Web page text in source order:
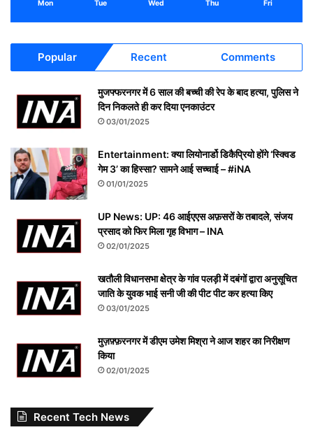
Mon Tue Wed Thu Fri
Popular Recent Comments
मुजफ्फरनगर में 6 साल की बच्ची की रेप के बाद हत्या, पुलिस ने
दिन निकलते ही कर दिया एनकाउंटर
03/01/2025
Entertainment: क्या लियोनार्डो डिकैप्रियो होंगे ‘स्क्विड
गेम 3’ का हिस्सा? सामने आई सच्चाई – #iNA
01/01/2025
UP News: UP: 46 आईएएस अफ़सरों के तबादले, संजय
प्रसाद को फिर मिला गृह विभाग – INA
02/01/2025
खतौली विधानसभा क्षेत्र के गांव पलड़ी में दबंगों द्वारा अनुसूचित
जाति के युवक भाई सनी जी की पीट पीट कर हत्या किए
03/01/2025
मुज़फ़्फ़रनगर में डीएम उमेश मिश्रा ने आज शहर का निरीक्षण
किया
02/01/2025
Recent Tech News